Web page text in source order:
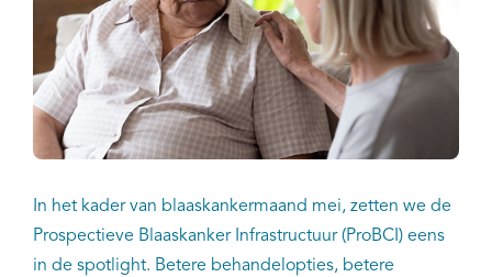
In het kader van blaaskankermaand mei, zetten we de
Prospectieve Blaaskanker Infrastructuur (ProBCI) eens
in de spotlight. Betere behandelopties, betere